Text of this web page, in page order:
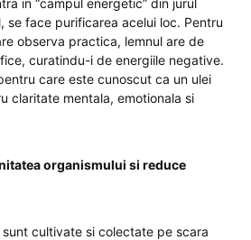
in “campul energetic” din jurul
se face purificarea acelui loc. Pentru
observa practica, lemnul are de
curatindu-i de energiile negative.
care este cunoscut ca un ulei
claritate mentala, emotionala si
organismului si reduce
cultivate si colectate pe scara